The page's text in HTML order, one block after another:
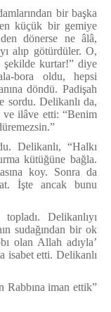
bir başka
küçük bir gemiye
dönerse ne âlâ,
alıp götürdüler. O,
şekilde kurtar!” diye
bora oldu, hepsi
döndü. Padişah
sordu. Delikanlı da,
ve ilâve etti: “Benim
Delikanlı, “Halkı
kütüğüne bağla.
koy. Sonra da
at. İşte ancak bunu
Delikanlıyı
sudağından bir ok
olan Allah adıyla’
isabet etti. Delikanlı
Rabbına iman ettik”